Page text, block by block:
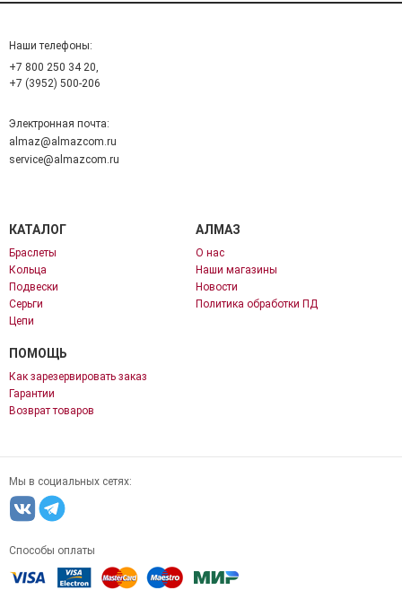
Наши телефоны:
+7 800 250 34 20,
+7 (3952) 500-206
Электронная почта:
almaz@almazcom.ru
service@almazcom.ru
КАТАЛОГ
Браслеты
Кольца
Подвески
Серьги
Цепи
АЛМАЗ
О нас
Наши магазины
Новости
Политика обработки ПД
ПОМОЩЬ
Как зарезервировать заказ
Гарантии
Возврат товаров
Мы в социальных сетях:
Способы оплаты